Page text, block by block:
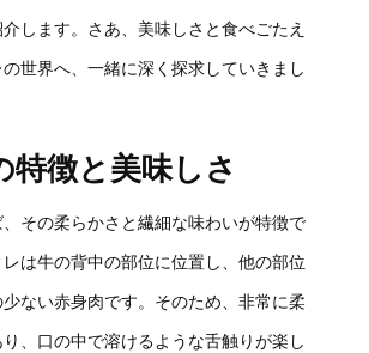
します。さあ、美味しさと食べごたえ
世界へ、一緒に深く探求していきまし
特徴と美味しさ
その柔らかさと繊細な味わいが特徴で
は牛の背中の部位に位置し、他の部位
ない赤身肉です。そのため、非常に柔
、口の中で溶けるような舌触りが楽し